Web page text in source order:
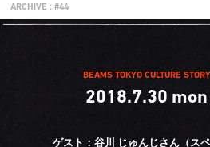
ARCHIVE : #44
BEAMS TOKYO CULTURE
2018.7.30
ゲスト：谷川 じゅんじさん（ス